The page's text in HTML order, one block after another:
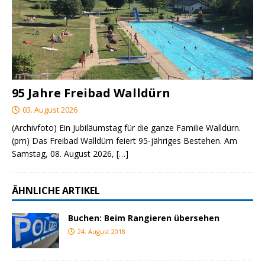
95 Jahre Freibad Walldürn
03. August 2026
(Archivfoto) Ein Jubiläumstag für die ganze Familie Walldürn.
(pm) Das Freibad Walldürn feiert 95-jähriges Bestehen. Am
Samstag, 08. August 2026, […]
ÄHNLICHE ARTIKEL
Buchen: Beim Rangieren übersehen
24. August 2018